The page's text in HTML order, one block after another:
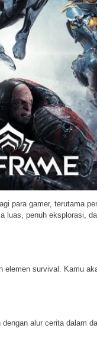
para gamer, terutama
luas, penuh eksplorasi,
elemen survival. Kamu
alur cerita dalam